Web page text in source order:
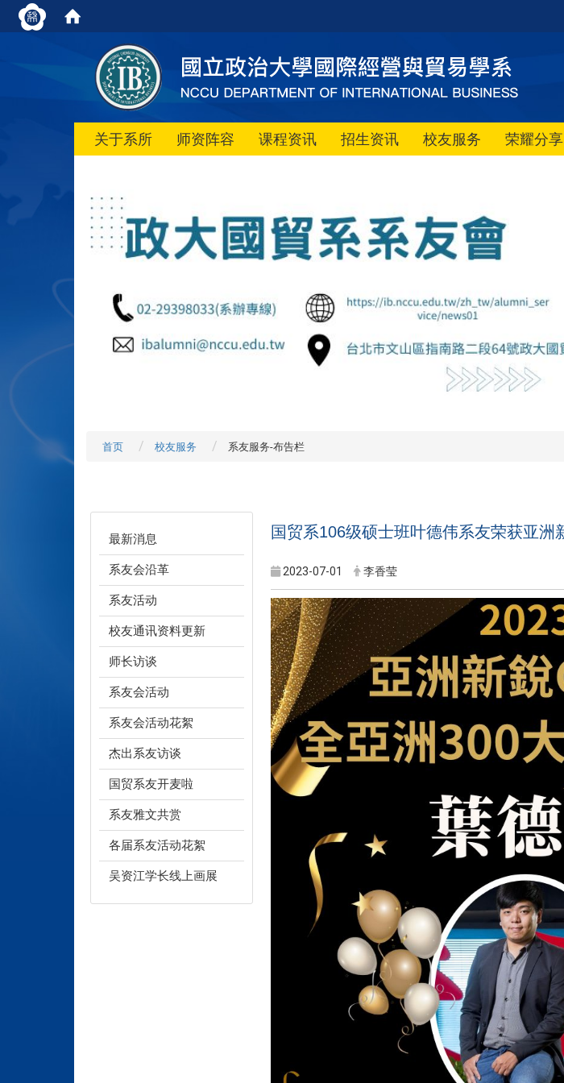
关于系所 师资阵容 课程资讯 招生资讯 校友服务 荣耀分享
首页 校友服务 系友服务-布告栏
最新消息
系友会沿革
系友活动
校友通讯资料更新
师长访谈
系友会活动
系友会活动花絮
杰出系友访谈
国贸系友开麦啦
系友雅文共赏
各届系友活动花絮
吴资江学长线上画展
国贸系106级硕士班叶德伟系友荣获亚
2023-07-01 李香莹